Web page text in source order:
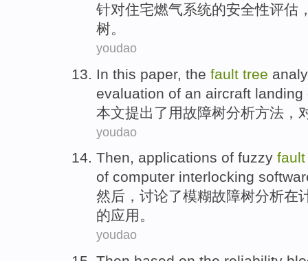
针对住宅燃气系统的安全性评估
树。
youdao
In this paper, the fault tree
evaluation of an aircraft landing
本文提出了 用故障树分析方法 ，
youdao
Then, applications of fuzzy fault
of computer interlocking
然后 ，讨论了模糊故障树分析在
的应用 。
youdao